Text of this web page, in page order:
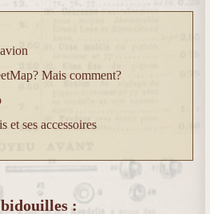
Mais comment?
et ses accessoires
: